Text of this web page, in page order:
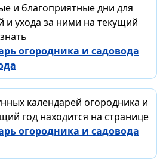
и благоприятные дни для
и ухода за ними на текущий
огородника и садовода
календарей огородника и
год находится на странице
огородника и садовода